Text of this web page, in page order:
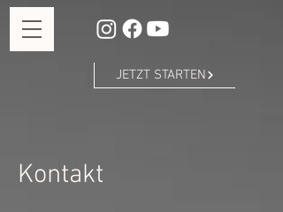
JETZT STARTEN
Kontakt